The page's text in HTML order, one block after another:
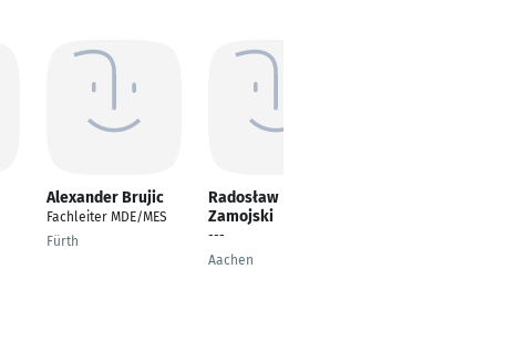
Alexander Brujic
Fachleiter MDE/MES
Fürth
Radosław
Zamojski
---
Aachen